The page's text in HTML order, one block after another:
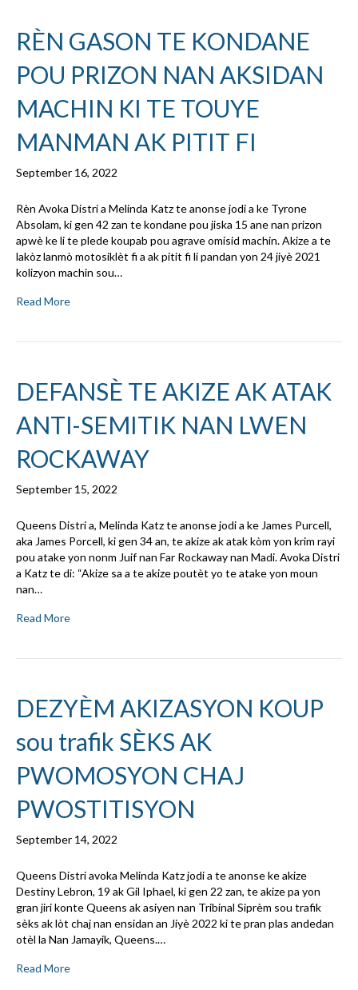
RÈN GASON TE KONDANE
POU PRIZON NAN AKSIDAN
MACHIN KI TE TOUYE
MANMAN AK PITIT FI
September 16, 2022
Rèn Avoka Distri a Melinda Katz te anonse jodi a ke Tyrone
Absolam, ki gen 42 zan te kondane pou jiska 15 ane nan prizon
apwè ke li te plede koupab pou agrave omisid machin. Akize a te
lakòz lanmò motosiklèt fi a ak pitit fi li pandan yon 24 jiyè 2021
kolizyon machin sou…
Read More
DEFANSÈ TE AKIZE AK ATAK
ANTI-SEMITIK NAN LWEN
ROCKAWAY
September 15, 2022
Queens Distri a, Melinda Katz te anonse jodi a ke James Purcell,
aka James Porcell, ki gen 34 an, te akize ak atak kòm yon krim rayi
pou atake yon nonm Juif nan Far Rockaway nan Madi. Avoka Distri
a Katz te di: “Akize sa a te akize poutèt yo te atake yon moun
nan…
Read More
DEZYÈM AKIZASYON KOUP
sou trafik SÈKS AK
PWOMOSYON CHAJ
PWOSTITISYON
September 14, 2022
Queens Distri avoka Melinda Katz jodi a te anonse ke akize
Destiny Lebron, 19 ak Gil Iphael, ki gen 22 zan, te akize pa yon
gran jiri konte Queens ak asiyen nan Tribinal Siprèm sou trafik
sèks ak lòt chaj nan ensidan an Jiyè 2022 ki te pran plas andedan
otèl la Nan Jamayik, Queens.…
Read More